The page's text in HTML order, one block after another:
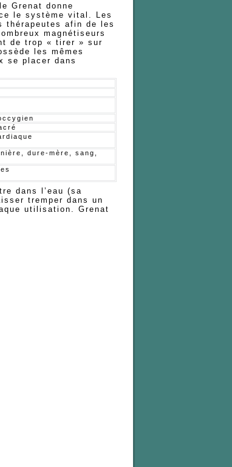
Grenat donne
le système vital. Les
thérapeutes afin de les
magnétiseurs
de trop « tirer » sur
les mêmes
se placer dans
dure-mère, sang,
dans l’eau (sa
tremper dans un
utilisation. Grenat